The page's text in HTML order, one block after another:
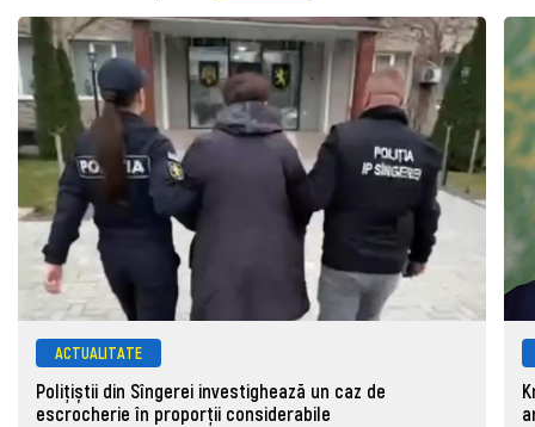
ACTUALITATE
Polițiștii din Sîngerei investighează un caz de
escrocherie în proporții considerabile